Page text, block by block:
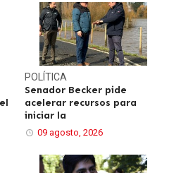
POLÍTICA
Senador Becker pide
acelerar recursos para
iniciar la
09 agosto, 2026